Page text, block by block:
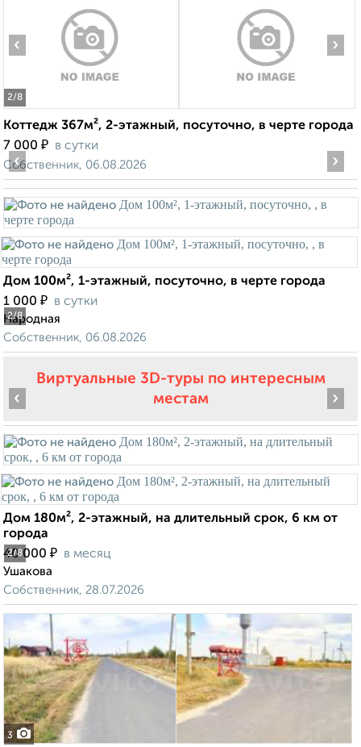
2/8
‹ ›
Коттедж 367м², 2-этажный, посуточно, в черте города
7 000 ₽ в сутки
Собственник, 06.08.2026
2/8
‹ ›
Дом 100м², 1-этажный, посуточно, в черте города
1 000 ₽ в сутки
Народная
Собственник, 06.08.2026
Виртуальные 3D-туры по интересным
местам
2/8
‹ ›
Дом 180м², 2-этажный, на длительный срок, 6 км от
города
40 000 ₽ в месяц
Ушакова
Собственник, 28.07.2026
3